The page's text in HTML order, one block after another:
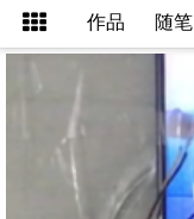
作品 随笔